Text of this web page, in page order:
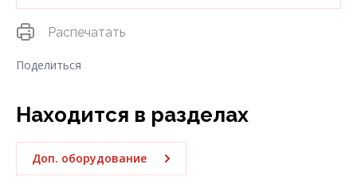
Поделиться
Распечатать
Находится в разделах
Доп. оборудование